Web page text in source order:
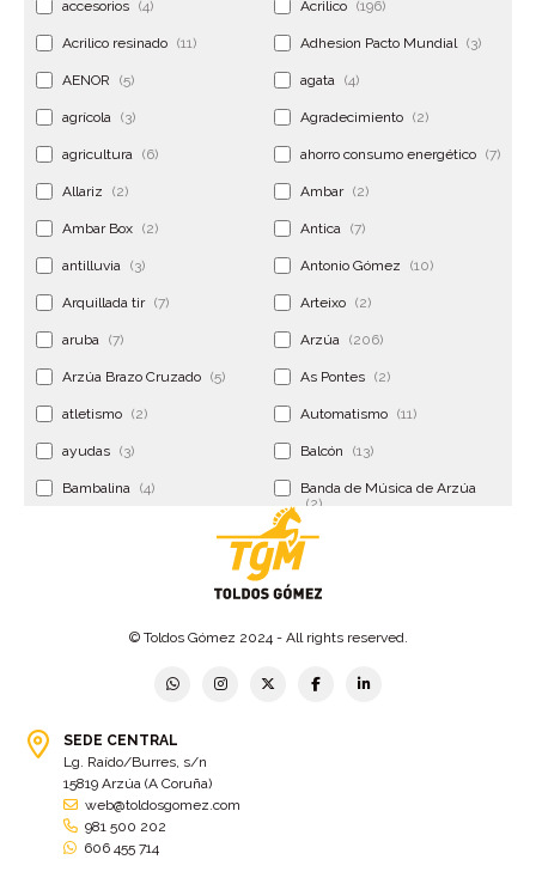
accesorios (4) Acrilico (196)
Acrilico resinado (11) Adhesion Pacto Mundial (3)
AENOR (5) agata (4)
agrícola (3) Agradecimiento (2)
agricultura (6) ahorro consumo energético (7)
Allariz (2) Ambar (2)
Ambar Box (2) Antica (7)
antilluvia (3) Antonio Gómez (10)
Arquillada tir (7) Arteixo (2)
aruba (7) Arzúa (206)
Arzúa Brazo Cruzado (5) As Pontes (2)
atletismo (2) Automatismo (11)
ayudas (3) Balcón (13)
Bambalina (4)
Banda de Música de Arzúa
(2)
Banderolas
Betanzos
bolsa cac (3)
bolsa ct (3)
Bolsas de elevación
© Toldos Gómez 2024 - All rights reserved.
SEDE CENTRAL
Lg. Raído/Burres, s/n
15819 Arzúa (A Coruña)
web@toldosgomez.com
981 500 202
606 455 714